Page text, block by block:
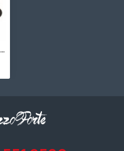
8401060300352 Masterkey Brown Ремень для гитары, кожаный, коричневый, RightOn Straps